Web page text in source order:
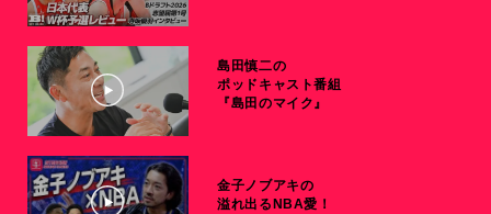
島田慎二の
ポッドキャスト番組
『島田のマイク』
金子ノブアキの
溢れ出るNBA愛！